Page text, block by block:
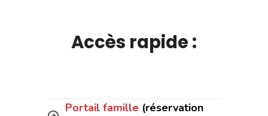
Accès rapide :
Portail famille (réservation